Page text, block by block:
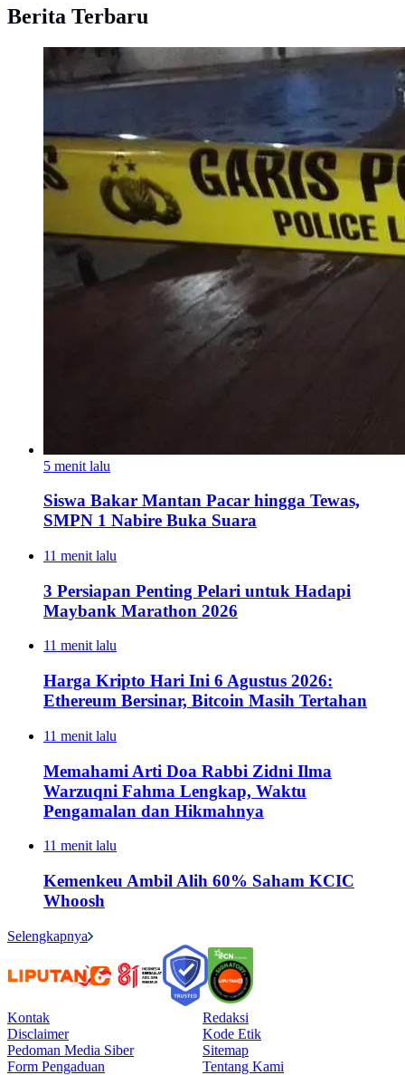
Berita Terbaru
5 menit lalu
Siswa Bakar Mantan Pacar hingga Tewas,
SMPN 1 Nabire Buka Suara
11 menit lalu
3 Persiapan Penting Pelari untuk Hadapi
Maybank Marathon 2026
11 menit lalu
Harga Kripto Hari Ini 6 Agustus 2026:
Ethereum Bersinar, Bitcoin Masih Tertahan
11 menit lalu
Memahami Arti Doa Rabbi Zidni Ilma
Warzuqni Fahma Lengkap, Waktu
Pengamalan dan Hikmahnya
11 menit lalu
Kemenkeu Ambil Alih 60% Saham KCIC
Whoosh
Selengkapnya
Kontak
Redaksi
Disclaimer
Kode Etik
Pedoman Media Siber
Sitemap
Form Pengaduan
Tentang Kami